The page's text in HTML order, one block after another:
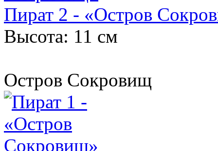
Пират 2 - «Остров
Высота: 11 см
Остров Сокровищ